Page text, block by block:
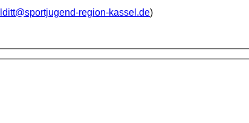
region-kassel.de)